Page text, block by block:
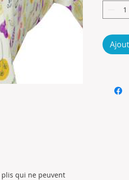
en
Pas de
qui ne peuvent